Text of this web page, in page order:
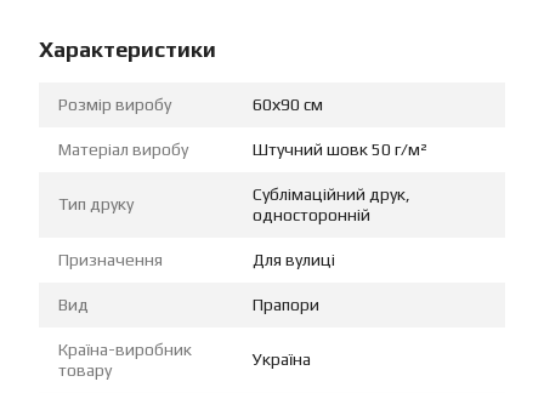
Характеристики
Розмір виробу 60х90 см
Матеріал виробу Штучний шовк 50 г/м²
Тип друку
Сублімаційний друк,
односторонній
Призначення Для вулиці
Вид Прапори
Країна-виробник
товару
Україна